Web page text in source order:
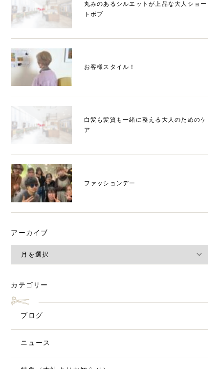
丸みのあるシルエットが上品な大人ショー
トボブ
お客様スタイル！
白髪も髪質も一緒に整える大人のためのケ
ア
ファッションデー
アーカイブ
カテゴリー
ブログ
ニュース